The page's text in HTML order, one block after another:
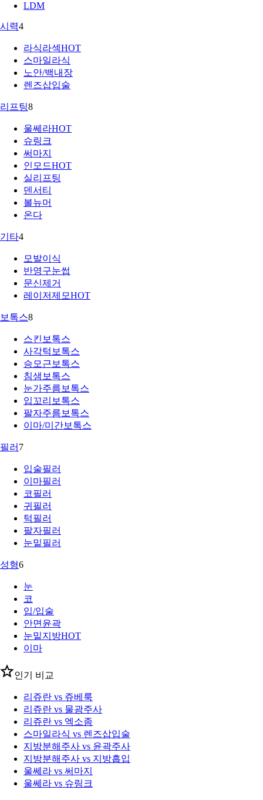
LDM
시력4
라식라섹HOT
스마일라식
노안/백내장
렌즈삽입술
리프팅8
울쎄라HOT
슈링크
써마지
인모드HOT
실리프팅
덴서티
볼뉴머
온다
기타4
모발이식
반영구눈썹
문신제거
레이저제모HOT
보톡스8
스킨보톡스
사각턱보톡스
승모근보톡스
침샘보톡스
눈가주름보톡스
입꼬리보톡스
팔자주름보톡스
이마/미간보톡스
필러 7
입술필러
이마필러
코필러
귀필러
턱필러
팔자필러
눈밑필러
성형6
눈
코
입/입술
안면윤곽
눈밑지방HOT
이마
인기 비교
리쥬란 vs 쥬베룩
리쥬란 vs 물광주사
리쥬란 vs 엑소좀
스마일라식 vs 렌즈삽입술
지방분해주사 vs 윤곽주사
지방분해주사 vs 지방흡입
울쎄라 vs 써마지
울쎄라 vs 슈링크